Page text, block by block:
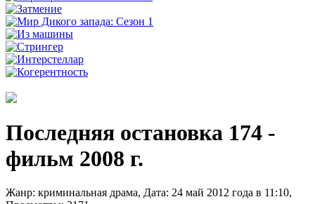
Последняя остановка 174 -
фильм 2008 г.
Жанр: криминальная драма, Дата: 24 май 2012 года в 11:10,